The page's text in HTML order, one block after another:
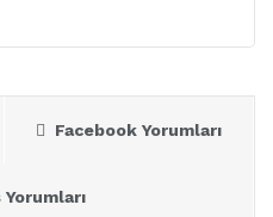
Facebook Yorumları
Yorumları